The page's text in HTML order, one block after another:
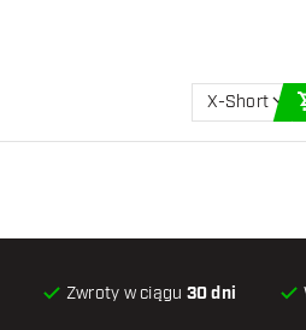
X-Short
Zwroty w ciągu 30 dni